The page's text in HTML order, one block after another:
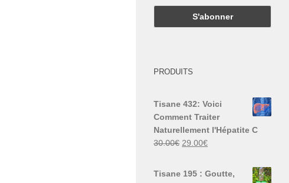
PRODUITS
Tisane 432: Voici
Comment Traiter
Naturellement l'Hépatite C
30.00€ Le
29.00€Le
Tisane 195 : Goutte,